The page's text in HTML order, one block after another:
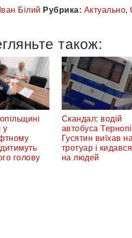
Іван Білий Рубрика: Актуально,
також:
у
голову
Скандал: водій
автобуса
Гусятин виїхав на
тротуар і кидався
на людей